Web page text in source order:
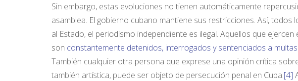
Sin embargo, estas evoluciones no tienen automáticamente
asamblea. El gobierno cubano mantiene sus restricciones. Así,
al Estado, el periodismo independiente es ilegal. Aquellos que
son constantemente detenidos, interrogados y sentenciados a
También cualquier otra persona que exprese una opinión crítica
también artística, puede ser objeto de persecución penal en Cuba.[4]